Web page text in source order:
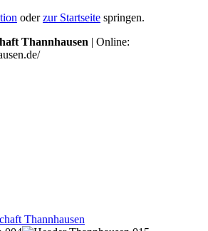
oderzur Startseite springen.
Thannhausen | Online: